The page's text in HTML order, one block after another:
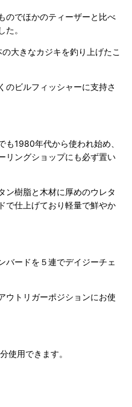
のでほかのティーザーと比べ
。
大きなカジキを釣り上げたこ
のビルフィッシャーに支持さ
1980年代から使われ始め、
リングショップにも必ず置い
ン樹脂と木材に厚めのウレタ
で仕上げており軽量で鮮やか
バードを５連でデイジーチェ
ウトリガーポジションにお使
使用できます。